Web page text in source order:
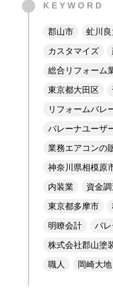
KEYWORD
郡山市 虻川
カスタマイズ
総合リフォーム
東京都大田区
リフォームバレ
バレーナユーザ
業務エアコンの
神奈川県相模原
内装業
資金
東京都多摩市
明瞭会計
バ
株式会社郡山塗
職人
岡崎大地